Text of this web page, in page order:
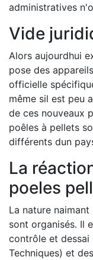
administratives
Vide
Alors aujourdhui
pose des
officielle
même sil est peu
de ces nouveaux
poêles à pellets
différents dun
La
poeles
La nature
sont organisés. Il
contrôle et
Techniques) et